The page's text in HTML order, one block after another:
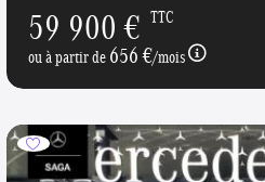
59 900 € TTC
ou à partir de656 €/mois